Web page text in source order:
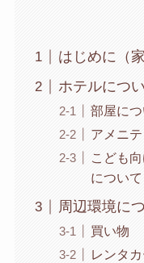
はじめに（
ホテルにつ
部屋に
アメニ
こども
について
周辺環境に
買い物
レンタ